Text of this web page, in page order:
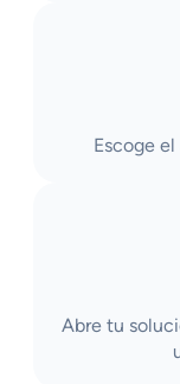
Escoge
Abre tu